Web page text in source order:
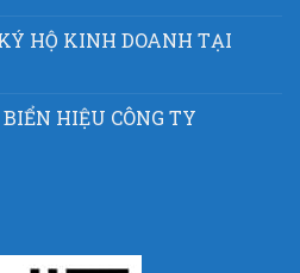
HỘ KINH DOANH TẠI
HIỆU CÔNG TY